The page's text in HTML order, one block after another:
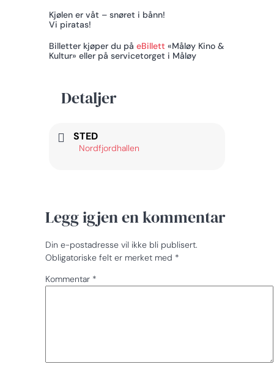
Kjølen er våt – snøret i bånn!
Vi piratas!
Billetter kjøper du på eBillett «Måløy Kino &
Kultur» eller på servicetorget i Måløy
Detaljer
STED
Nordfjordhallen
Legg igjen en kommentar
Din e-postadresse vil ikke bli publisert.
Obligatoriske felt er merket med *
Kommentar *